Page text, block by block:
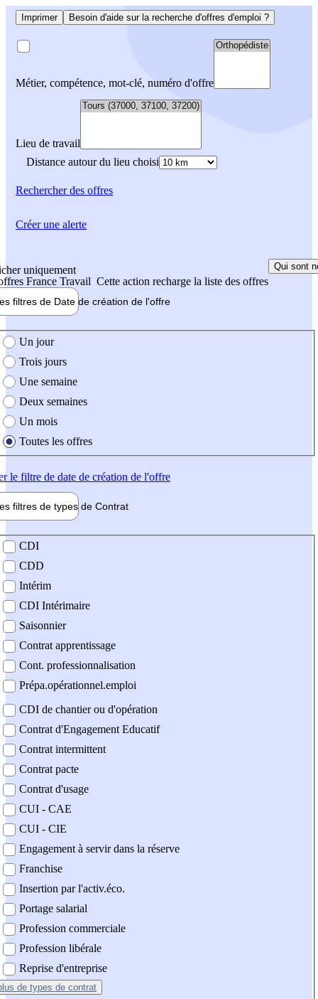
Imprimer Besoin d'aide sur la recherche d'offres d'emploi ?
Métier, compétence, mot-clé, numéro d'offre
Lieu de travail
Distance autour du lieu choisi
Rechercherdes offres
uniquement
France Travail Cette action recharge la liste des offres
Qui sont
filtres de Date de création de l'offre
création de l'offre
Un jour
Trois jours
Une semaine
Deux semaines
Un mois
Toutes les offres
le filtre de date de création de l'offre
filtres de types de Contrat
contrat
CDI
CDD
Intérim
CDI Intérimaire
Saisonnier
Contrat apprentissage
Cont. professionnalisation
Prépa.opérationnel.emploi
CDI de chantier ou d'opération
Contrat d'Engagement Educatif
Contrat intermittent
Contrat pacte
Contrat d'usage
CUI - CAE
CUI - CIE
Engagement à servir dans la réserve
Franchise
Insertion par l'activ.éco.
Portage salarial
Profession commerciale
Profession libérale
Reprise d'entreprise
de types de contrat
Créer une alerte